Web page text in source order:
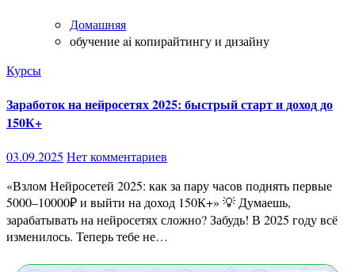
Домашняя
обучение ai копирайтингу и дизайну
Курсы
Заработок на нейросетях 2025: быстрый старт и доход до
150К+
03.09.2025 Нет комментариев
«Взлом Нейросетей 2025: как за пару часов поднять первые
5000–10000₽ и выйти на доход 150К+» 💡 Думаешь,
зарабатывать на нейросетях сложно? Забудь! В 2025 году всё
изменилось. Теперь тебе не…